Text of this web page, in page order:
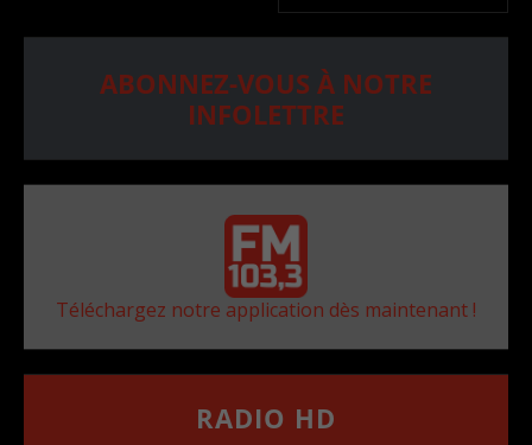
ABONNEZ-VOUS À NOTRE
INFOLETTRE
Téléchargez notre application dès maintenant !
RADIO HD